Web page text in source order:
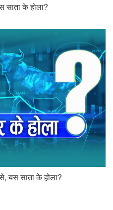
साता के होला?
यस साता के होला?